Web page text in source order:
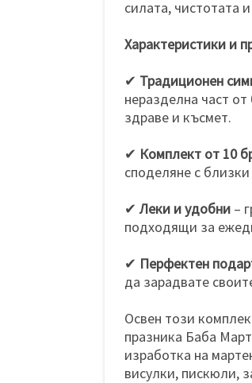
силата, чистотата
Характеристики и
✔ Традиционен
неразделна част
здраве и късмет.
✔ Комплект от 10
споделяне с близки
✔ Леки и удобни –
подходящи за
✔ Перфектен
да зарадвате
Освен този
празника Баба
изработка на
висулки, пискюли,